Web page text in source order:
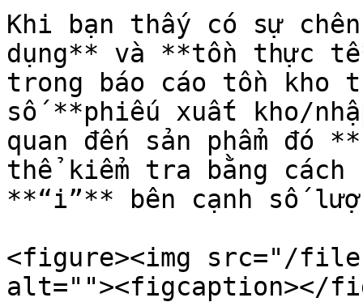
Khi bạn thấy có sự
dụng** và **tồn thực
trong báo cáo tồn kho
số **phiếu xuất kho/
quan đến sản phẩm đó
thể kiểm tra bằng
**“i”** bên cạnh số
<figure><img src="/files/
alt=""><figcaption></